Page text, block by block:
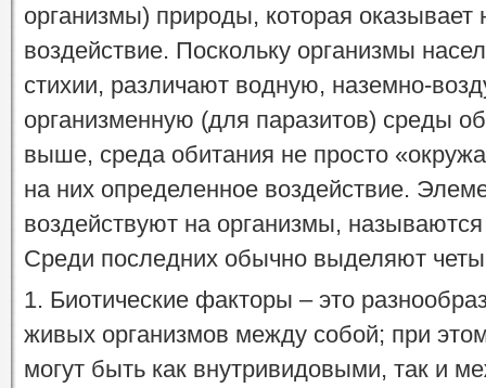
организмы) природы, которая оказывает
воздействие. Поскольку организмы
стихии, различают водную, наземно-
организменную (для паразитов) среды
выше, среда обитания не просто
на них определенное воздействие.
воздействуют на организмы,
Среди последних обычно выделяют
1. Биотические факторы – это
живых организмов между собой; при
могут быть как внутривидовыми, так и